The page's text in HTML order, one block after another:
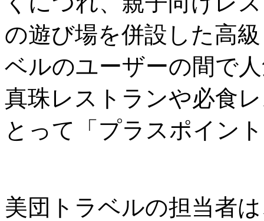
の遊び場を併設した高
ベルのユーザーの間で
真珠レストランや必食
とって「プラスポイン
美団トラベルの担当者